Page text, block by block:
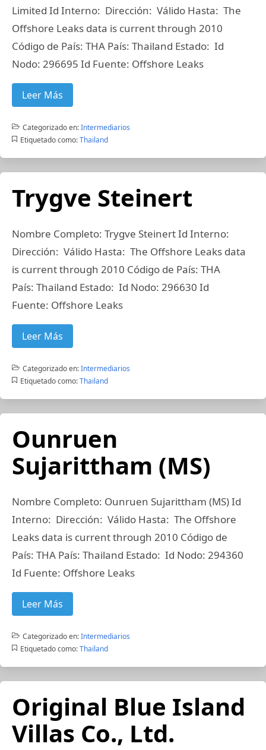
Limited Id Interno: Dirección: Válido Hasta: The
Offshore Leaks data is current through 2010
Código de País: THA País: Thailand Estado: Id
Nodo: 296695 Id Fuente: Offshore Leaks
Leer Más
Categorizado en:Intermediarios
Etiquetado como: Thailand
Trygve Steinert
Nombre Completo: Trygve Steinert Id Interno:
Dirección: Válido Hasta: The Offshore Leaks data
is current through 2010 Código de País: THA
País: Thailand Estado: Id Nodo: 296630 Id
Fuente: Offshore Leaks
Leer Más
Categorizado en:Intermediarios
Etiquetado como: Thailand
Ounruen
Sujarittham (MS)
Nombre Completo: Ounruen Sujarittham (MS) Id
Interno: Dirección: Válido Hasta: The Offshore
Leaks data is current through 2010 Código de
País: THA País: Thailand Estado: Id Nodo: 294360
Id Fuente: Offshore Leaks
Leer Más
Categorizado en:Intermediarios
Etiquetado como: Thailand
Original Blue Island
Villas Co., Ltd.